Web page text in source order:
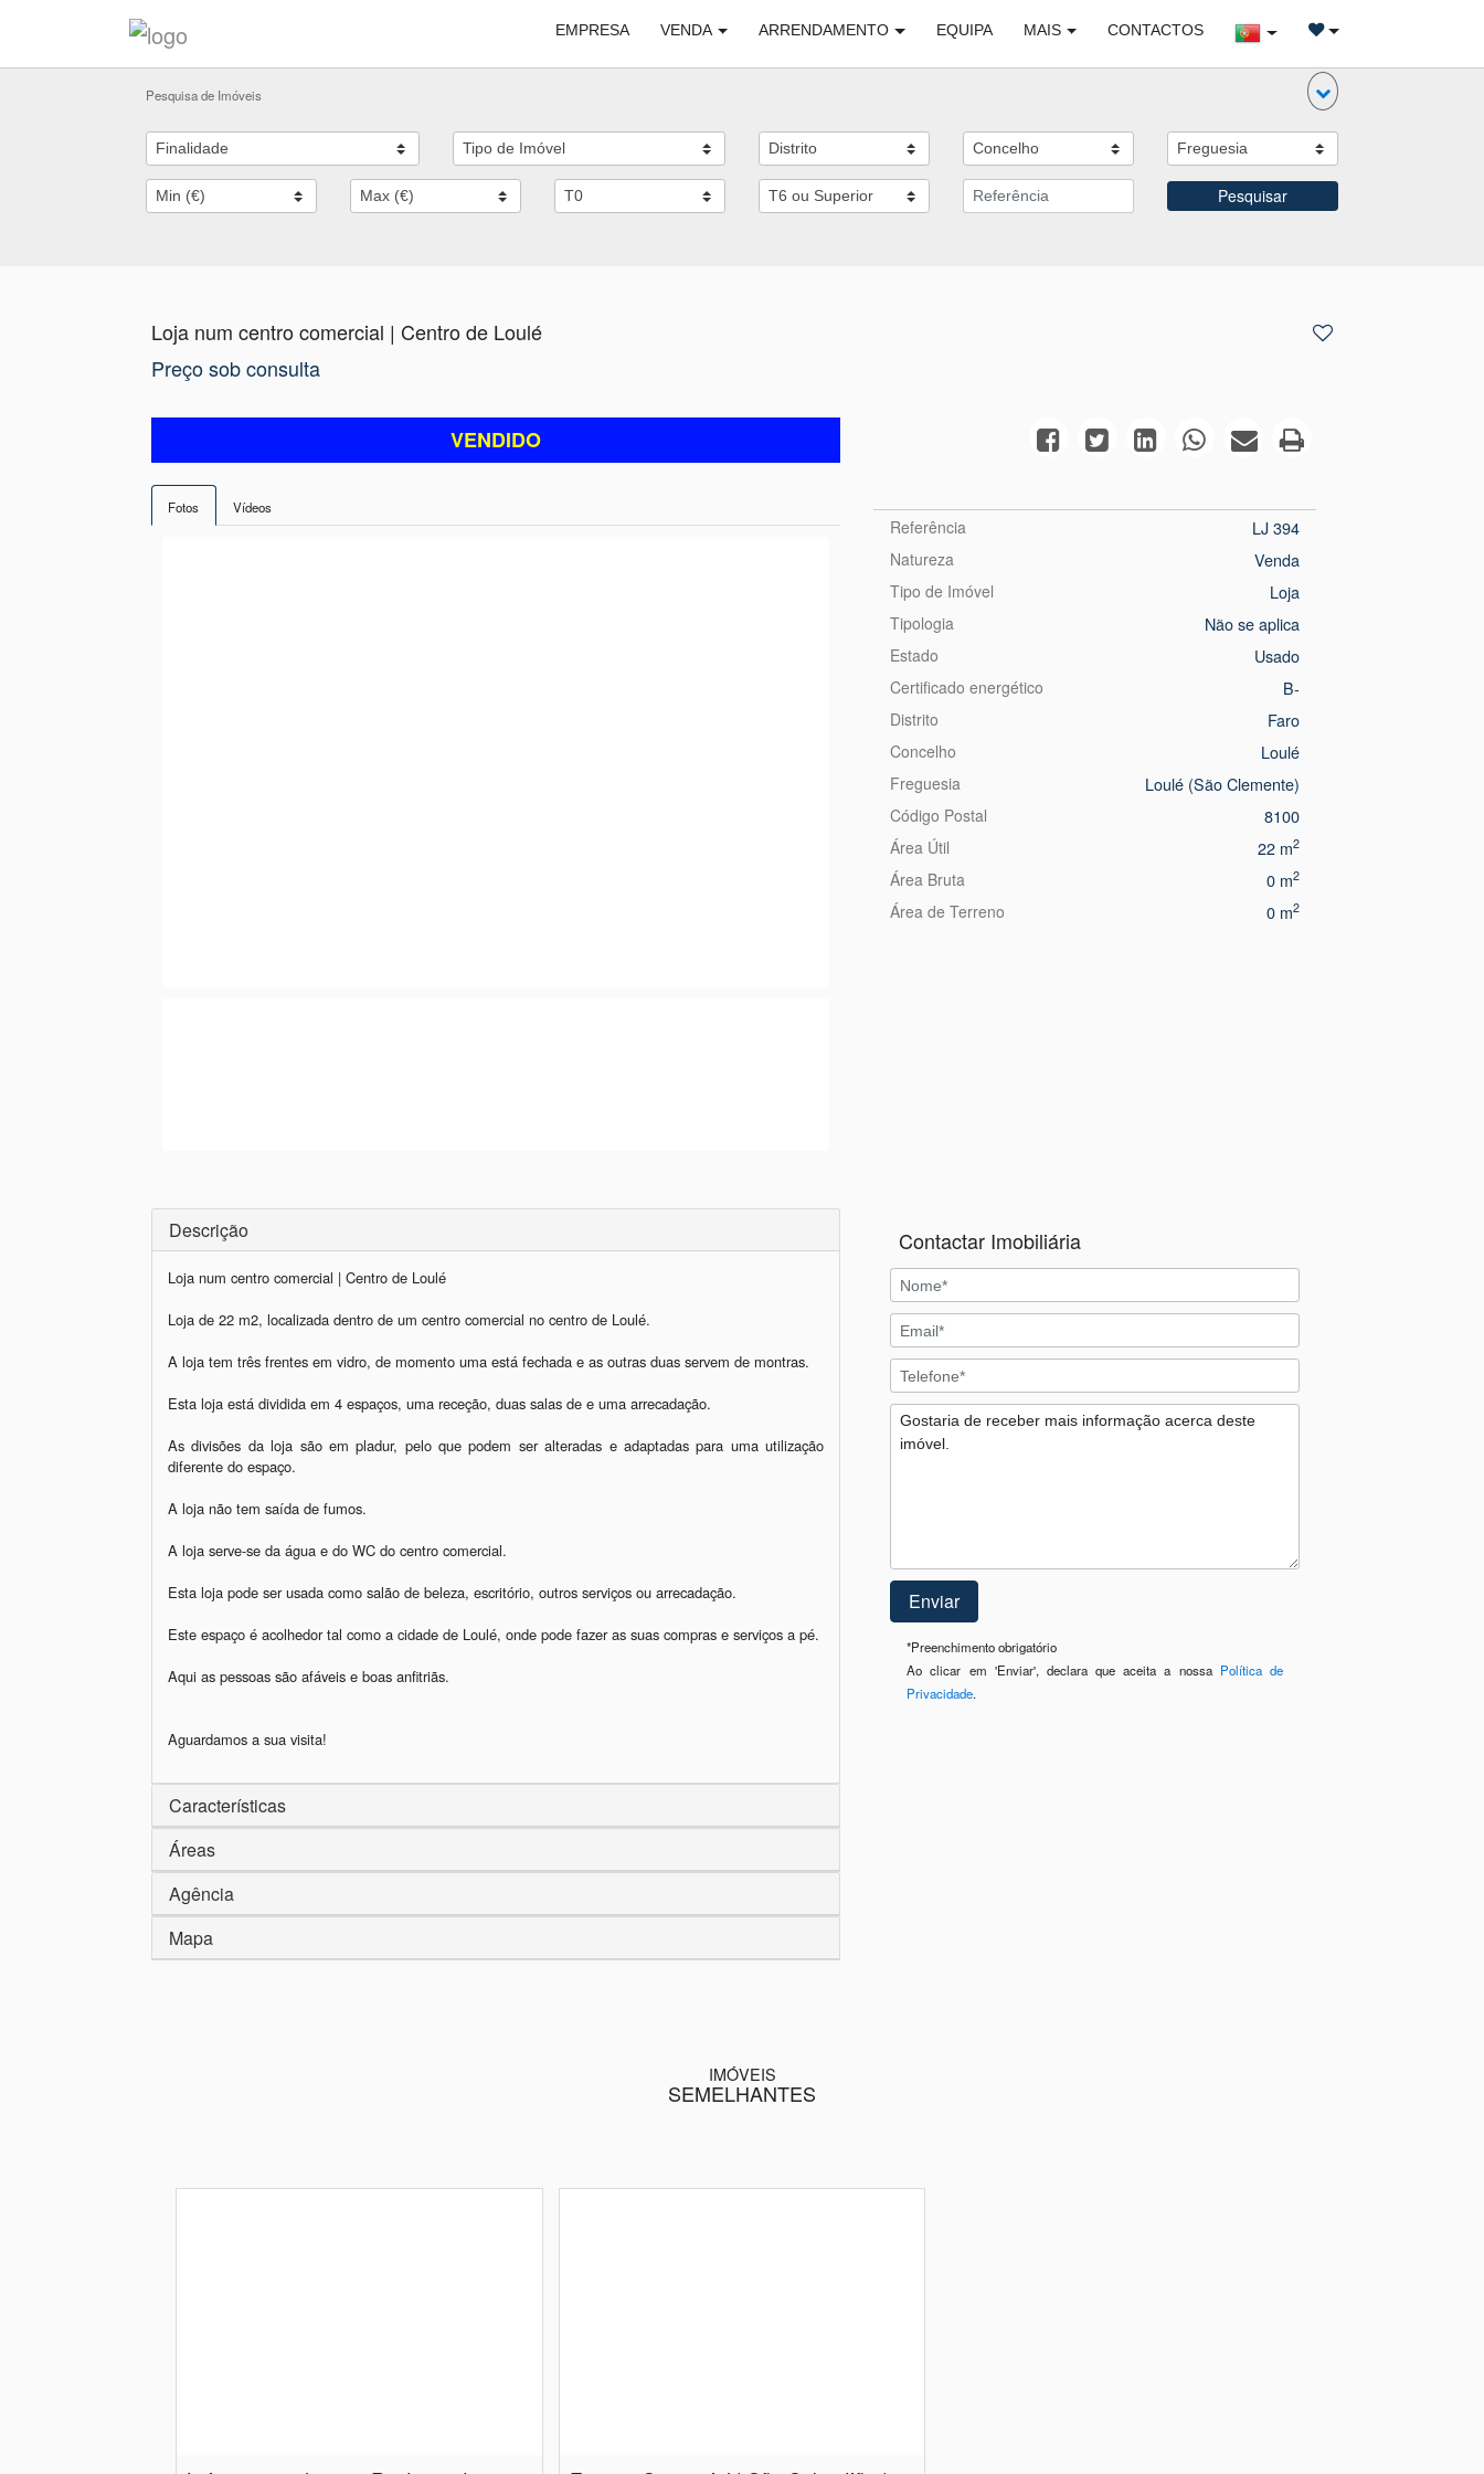
EMPRESA VENDA ARRENDAMENTO EQUIPA MAIS CONTACTOS
Pesquisa de Imóveis
Pesquisar
Loja num centro comercial | Centro de Loulé
Preço sob consulta
VENDIDO
Fotos Vídeos
Referência LJ 394
Natureza Venda
Tipo de Imóvel Loja
Tipologia Não se aplica
Estado Usado
Certificado energético B-
Distrito Faro
Concelho Loulé
Freguesia Loulé (São Clemente)
Código Postal 8100
Área Útil 22 m2
Área Bruta 0 m2
Área de Terreno 0 m2
Descrição
Loja num centro comercial | Centro de Loulé
Loja de 22 m2, localizada dentro de um centro comercial no centro de Loulé.
A loja tem três frentes em vidro, de momento uma está fechada e as outras duas servem de montras.
Esta loja está dividida em 4 espaços, uma receção, duas salas de e uma arrecadação.
As divisões da loja são em pladur, pelo que podem ser alteradas e adaptadas para uma utilização
diferente do espaço.
A loja não tem saída de fumos.
A loja serve-se da água e do WC do centro comercial.
Esta loja pode ser usada como salão de beleza, escritório, outros serviços ou arrecadação.
Este espaço é acolhedor tal como a cidade de Loulé, onde pode fazer as suas compras e serviços a pé.
Aqui as pessoas são afáveis e boas anfitriãs.
Características
Áreas
Agência
Mapa
Contactar Imobiliária
*Preenchimento obrigatório
Ao clicar em 'Enviar', declara que aceita a nossa Política de
Privacidade.
IMÓVEIS
SEMELHANTES